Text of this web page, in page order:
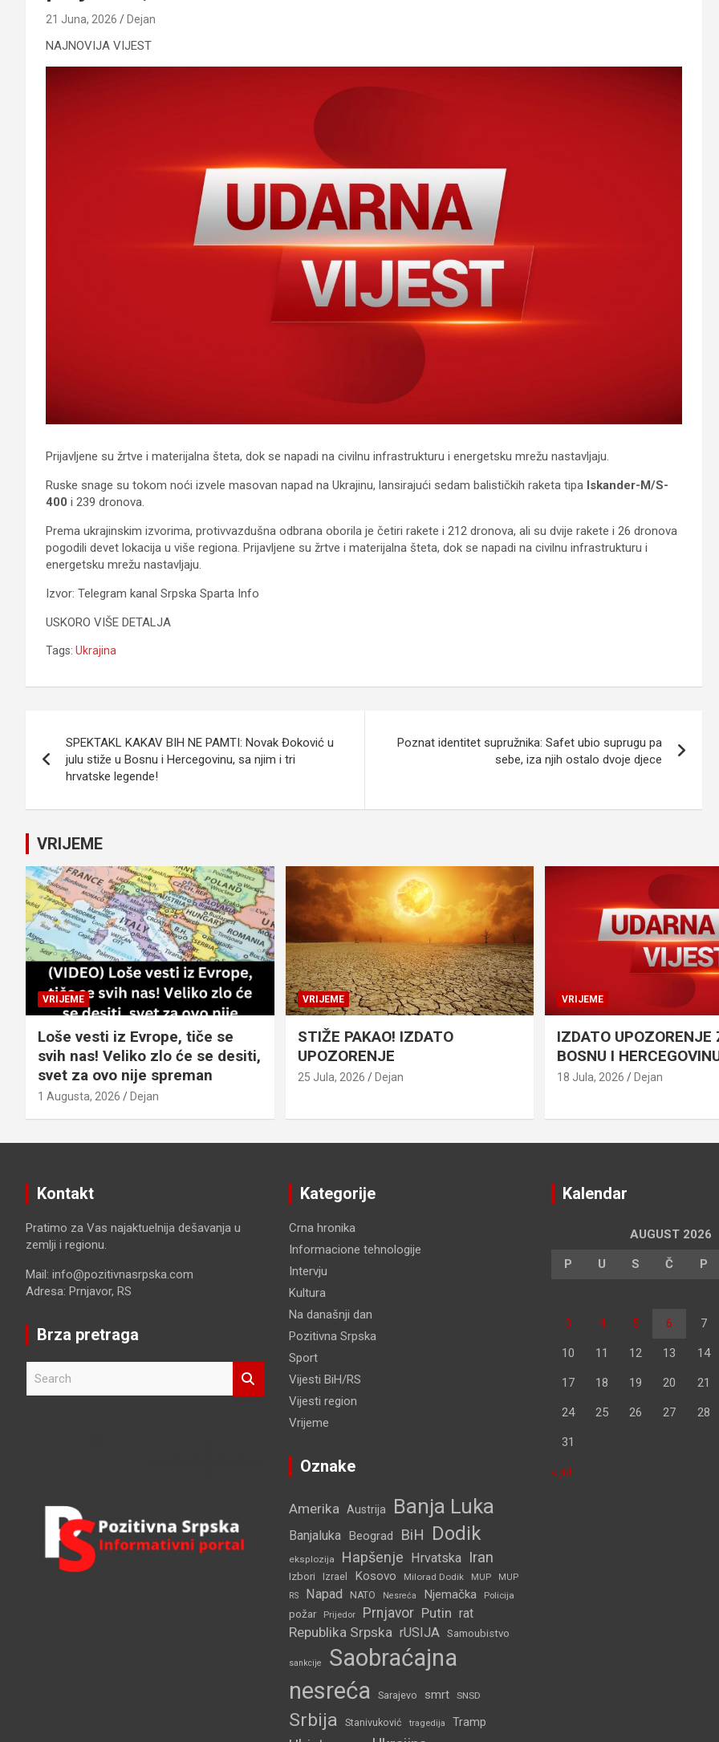
21 Juna, 2026 Dejan
NAJNOVIJA VIJEST
Prijavljene su žrtve i materijalna šteta, dok se napadi na civilnu infrastrukturu i energetsku mrežu nastavljaju.
Ruske snage su tokom noći izvele masovan napad na Ukrajinu, lansirajući sedam balističkih raketa tipa Iskander-M/S-
400 i 239 dronova.
Prema ukrajinskim izvorima, protivvazdušna odbrana oborila je četiri rakete i 212 dronova, ali su dvije rakete i 26 dronova
pogodili devet lokacija u više regiona. Prijavljene su žrtve i materijalna šteta, dok se napadi na civilnu infrastrukturu i
energetsku mrežu nastavljaju.
Izvor: Telegram kanal Srpska Sparta Info
USKORO VIŠE DETALJA
Tags: Ukrajina
članaka
SPEKTAKL KAKAV BIH NE PAMTI: Novak Đoković u
julu stiže u Bosnu i Hercegovinu, sa njim i tri
hrvatske legende!
Poznat identitet supružnika: Safet ubio suprugu pa
sebe, iza njih ostalo dvoje djece
VRIJEME
VRIJEME
Loše vesti iz Evrope, tiče se
svih nas! Veliko zlo će se desiti,
svet za ovo nije spreman
1 Augusta, 2026 Dejan
VRIJEME
STIŽE PAKAO! IZDATO
UPOZORENJE
25 Jula, 2026 Dejan
VRIJEME
IZDATO UPOZORENJE
BOSNU I
18 Jula, 2026 Dejan
Kontakt
Pratimo za Vas najaktuelnija dešavanja u
zemlji i regionu.
Mail: info@pozitivnasrpska.com
Adresa: Prnjavor, RS
Brza pretraga
Kategorije
Crna hronika
Informacione tehnologije
Intervju
Kultura
Na današnji dan
Pozitivna Srpska
Sport
Vijesti BiH/RS
Vijesti region
Vrijeme
Oznake
Amerika Austrija Banja Luka
Banjaluka Beograd BiH Dodik
eksplozija Hapšenje Hrvatska Iran
Izbori Izrael Kosovo Milorad Dodik MUP
MUP
RS
Napad NATO Nesreća Njemačka Policija
požar Prijedor Prnjavor Putin rat
Republika Srpska rUSIJA Samoubistvo
sankcije
Saobraćajna
nesreća
Sarajevo smrt SNSD
Srbija Stanivuković tragedija Tramp
Kalendar
AUGUST 2026
P U S Č P
3 4 5 6 7
10 11 12 13 14
17 18 19 20 21
24 25 26 27 28
31
« jul